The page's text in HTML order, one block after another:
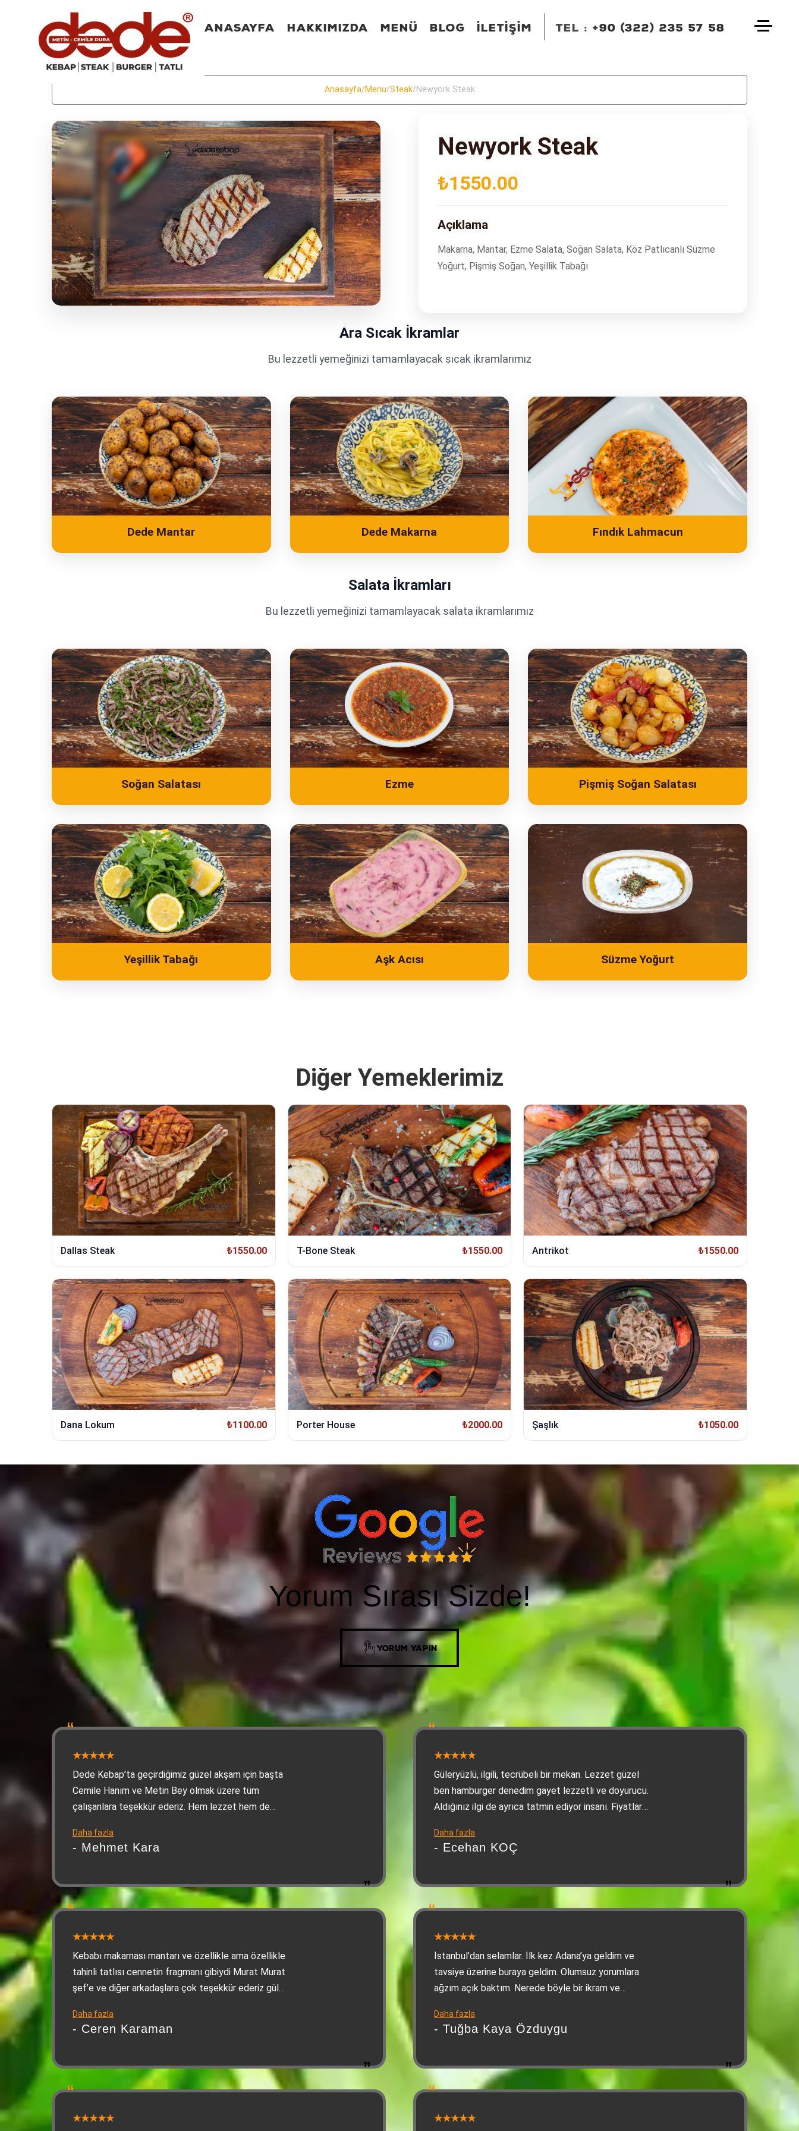
ANASAYFA HAKKIMIZDA MENÜ BLOG İLETİŞİM TEL : +90 (322) 235 57 58
+90 (322) 235 57 58
Anasayfa/Menü/Steak/Newyork Steak
Newyork Steak
₺1550.00
Açıklama
Makarna, Mantar, Ezme Salata, Soğan Salata, Köz Patlıcanlı Süzme
Yoğurt, Pişmiş Soğan, Yeşillik Tabağı
Ara Sıcak İkramlar
Bu lezzetli yemeğinizi tamamlayacak sıcak ikramlarımız
Dede Mantar Dede Makarna Fındık Lahmacun
Salata İkramları
Bu lezzetli yemeğinizi tamamlayacak salata ikramlarımız
Soğan Salatası Ezme Pişmiş Soğan Salatası
Yeşillik Tabağı Aşk Acısı Süzme Yoğurt
Diğer Yemeklerimiz
Dallas Steak ₺1550.00 T-Bone Steak ₺1550.00 Antrikot ₺1550.00
Dana Lokum ₺1100.00 Porter House ₺2000.00 Şaşlık ₺1050.00
Yorum Sırası Sizde!
YORUM YAPIN
Dede Kebap’ta geçirdiğimiz güzel akşam için başta
Cemile Hanım ve Metin Bey olmak üzere tüm
çalışanlara teşekkür ederiz. Hem lezzet hem de
hissettik
Daha fazla
- Mehmet Kara
Güleryüzlü, ilgili, tecrübeli bir mekan. Lezzet güzel
ben hamburger denedim gayet lezzetli ve doyurucu.
Aldığınız ilgi de ayrıca tatmin ediyor insanı. Fiyatlar
oluyor. Teşekkürler Dede Kebap. Adana'ya her
geldiğimde uğradığım yer artık
Daha fazla
- Ecehan KOÇ
Kebabı makarnası mantarı ve özellikle ama özellikle
tahinli tatlısı cennetin fragmanı gibiydi Murat Murat
şef’e ve diğer arkadaşlara çok teşekkür ederiz güler
Adana’daysanız ve bu yorumu okuyorsanız mutlaka
en azından tatmanızı şiddetle tavsiye ediyorum.
Daha fazla
- Ceren Karaman
İstanbul’dan selamlar. İlk kez Adana’ya geldim ve
tavsiye üzerine buraya geldim. Olumsuz yorumlara
ağzım açık baktım. Nerede böyle bir ikram ve
anlayamadım. Lezzet konusunda ise makarnası,
Adana kebabı ve ikramları gayet güzeldi. Üzerine
edeceğim. Olumsuz yorum yapanların şu andan
itibaren manipüle ettiklerini düşünüyorum
Daha fazla
- Tuğba Kaya Özduygu